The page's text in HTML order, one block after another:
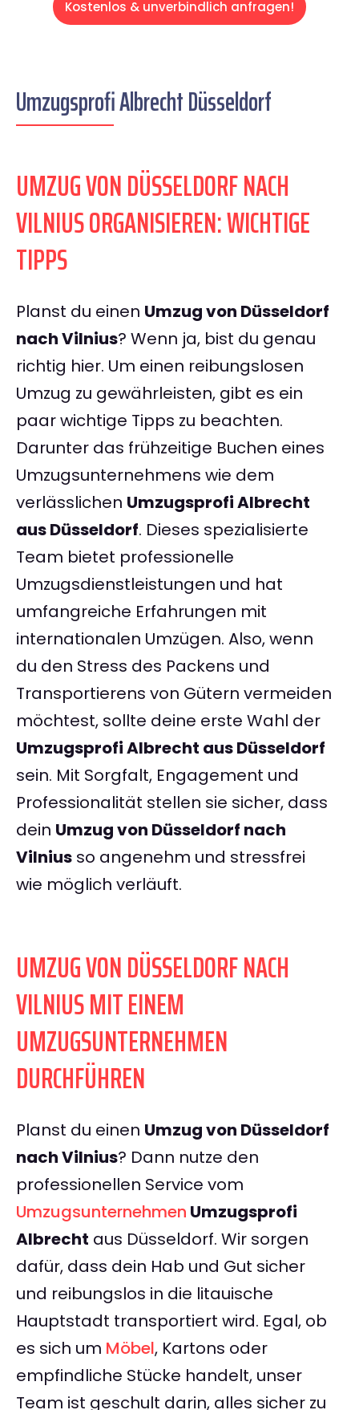
Kostenlos & unverbindlich anfragen!
Umzugsprofi Albrecht Düsseldorf
UMZUG VON DÜSSELDORF NACH
VILNIUS ORGANISIEREN: WICHTIGE
TIPPS
Planst du einen Umzug von Düsseldorf
nach Vilnius? Wenn ja, bist du genau
richtig hier. Um einen reibungslosen
Umzug zu gewährleisten, gibt es ein
paar wichtige Tipps zu beachten.
Darunter das frühzeitige Buchen eines
Umzugsunternehmens wie dem
verlässlichen Umzugsprofi Albrecht
aus Düsseldorf. Dieses spezialisierte
Team bietet professionelle
Umzugsdienstleistungen und hat
umfangreiche Erfahrungen mit
internationalen Umzügen. Also, wenn
du den Stress des Packens und
Transportierens von Gütern vermeiden
möchtest, sollte deine erste Wahl der
Umzugsprofi Albrecht aus Düsseldorf
sein. Mit Sorgfalt, Engagement und
Professionalität stellen sie sicher, dass
dein Umzug von Düsseldorf nach
Vilnius so angenehm und stressfrei
wie möglich verläuft.
UMZUG VON DÜSSELDORF NACH
VILNIUS MIT EINEM
UMZUGSUNTERNEHMEN
DURCHFÜHREN
Planst du einen Umzug von Düsseldorf
nach Vilnius? Dann nutze den
professionellen Service vom
Umzugsunternehmen Umzugsprofi
Albrecht aus Düsseldorf. Wir sorgen
dafür, dass dein Hab und Gut sicher
und reibungslos in die litauische
Hauptstadt transportiert wird. Egal, ob
es sich um Möbel, Kartons oder
empfindliche Stücke handelt, unser
Team ist geschult darin, alles sicher zu